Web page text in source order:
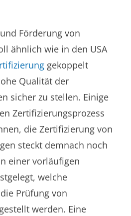
Förderung von
ähnlich wie in den USA
gekoppelt
Qualität der
sicher zu stellen. Einige
Zertifizierungsprozess
die Zertifizierung von
steckt demnach noch
einer vorläufigen
welche
Prüfung von
werden. Eine